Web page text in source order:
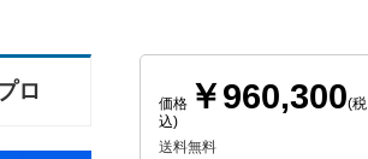
ロ 価格 ￥960,300(税
込)
送料無料